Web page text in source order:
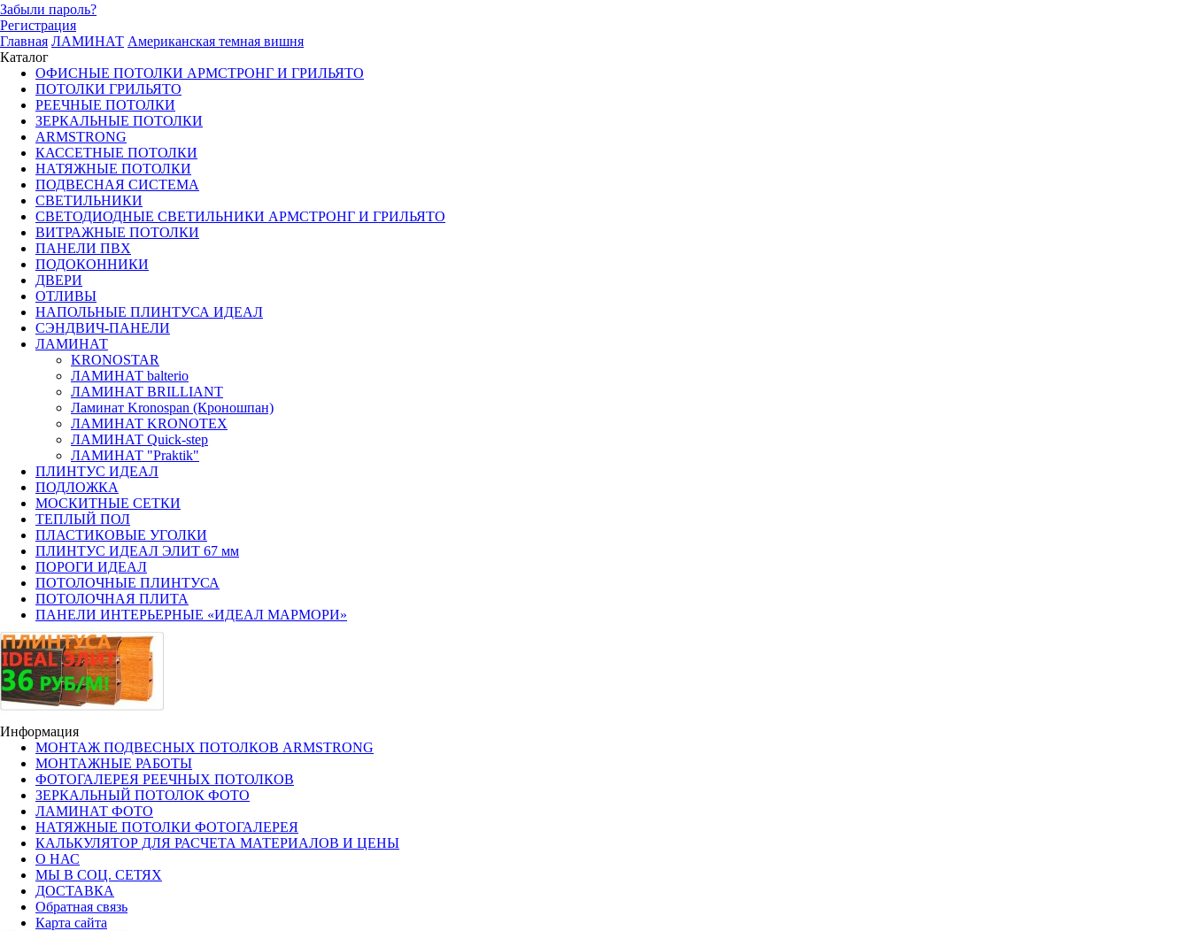
Забыли пароль?
Регистрация
Главная ЛАМИНАТ Американская темная вишня
Каталог
ОФИСНЫЕ ПОТОЛКИ АРМСТРОНГ И ГРИЛЬЯТО
ПОТОЛКИ ГРИЛЬЯТО
РЕЕЧНЫЕ ПОТОЛКИ
ЗЕРКАЛЬНЫЕ ПОТОЛКИ
ARMSTRONG
КАССЕТНЫЕ ПОТОЛКИ
НАТЯЖНЫЕ ПОТОЛКИ
ПОДВЕСНАЯ СИСТЕМА
СВЕТИЛЬНИКИ
CВЕТОДИОДНЫЕ СВЕТИЛЬНИКИ АРМСТРОНГ И ГРИЛЬЯТО
ВИТРАЖНЫЕ ПОТОЛКИ
ПАНЕЛИ ПВХ
ПОДОКОННИКИ
ДВЕРИ
ОТЛИВЫ
НАПОЛЬНЫЕ ПЛИНТУСА ИДЕАЛ
СЭНДВИЧ-ПАНЕЛИ
ЛАМИНАТ
KRONOSTAR
ЛАМИНАТ balterio
ЛАМИНАТ BRILLIANT
Ламинат Kronospan (Кроношпан)
ЛАМИНАТ KRONOTEX
ЛАМИНАТ Quick-step
ЛАМИНАТ "Praktik"
ПЛИНТУС ИДЕАЛ
ПОДЛОЖКА
МОСКИТНЫЕ СЕТКИ
ТЕПЛЫЙ ПОЛ
ПЛАСТИКОВЫЕ УГОЛКИ
ПЛИНТУС ИДЕАЛ ЭЛИТ 67 мм
ПОРОГИ ИДЕАЛ
ПОТОЛОЧНЫЕ ПЛИНТУСА
ПОТОЛОЧНАЯ ПЛИТА
ПАНЕЛИ ИНТЕРЬЕРНЫЕ «ИДЕАЛ МАРМОРИ»
Информация
МОНТАЖ ПОДВЕСНЫХ ПОТОЛКОВ ARMSTRONG
МОНТАЖНЫЕ РАБОТЫ
ФОТОГАЛЕРЕЯ РЕЕЧНЫХ ПОТОЛКОВ
ЗЕРКАЛЬНЫЙ ПОТОЛОК ФОТО
ЛАМИНАТ ФОТО
НАТЯЖНЫЕ ПОТОЛКИ ФОТОГАЛЕРЕЯ
КАЛЬКУЛЯТОР ДЛЯ РАСЧЕТА МАТЕРИАЛОВ И ЦЕНЫ
О НАС
МЫ В СОЦ. СЕТЯХ
ДОСТАВКА
Обратная связь
Карта сайта